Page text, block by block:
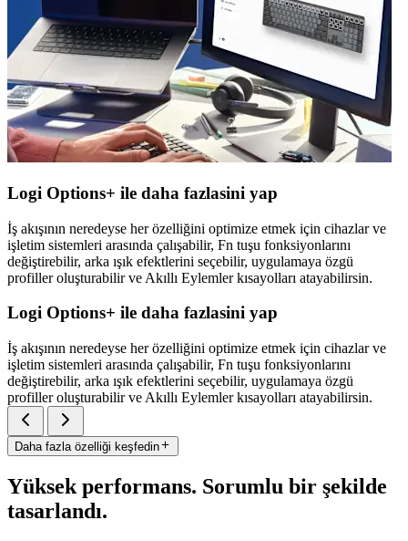
Logi Options+ ile daha fazlasini yap
İş akışının neredeyse her özelliğini optimize etmek için cihazlar ve
işletim sistemleri arasında çalışabilir, Fn tuşu fonksiyonlarını
değiştirebilir, arka ışık efektlerini seçebilir, uygulamaya özgü
profiller oluşturabilir ve Akıllı Eylemler kısayolları atayabilirsin.
Logi Options+ ile daha fazlasini yap
İş akışının neredeyse her özelliğini optimize etmek için cihazlar ve
işletim sistemleri arasında çalışabilir, Fn tuşu fonksiyonlarını
değiştirebilir, arka ışık efektlerini seçebilir, uygulamaya özgü
profiller oluşturabilir ve Akıllı Eylemler kısayolları atayabilirsin.
Daha fazla özelliği keşfedin
Yüksek performans. Sorumlu bir şekilde
tasarlandı.